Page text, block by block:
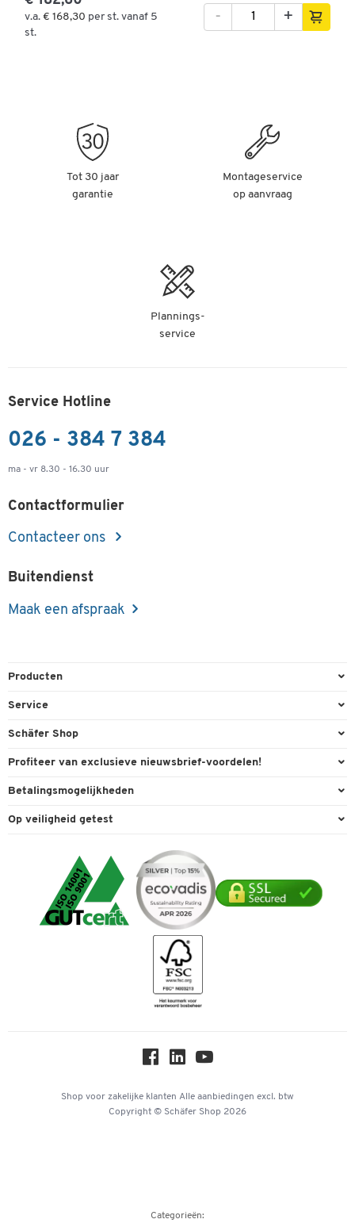
v.a. € 168,30 per st. vanaf 5
st.
+
-
Tot 30 jaar
garantie
Montageservice
op aanvraag
Plannings-
service
Service Hotline
026 - 384 7 384
ma - vr 8.30 - 16.30 uur
Contactformulier
Contacteer ons
Buitendienst
Maak een afspraak
Producten
Kantoorbenodigdheden
Milieutechniek
Reiniging & hygiëne
Verpakken & verzenden
Service
Bestelling herroepen
Inkt & Toner
Service van A tot Z
Telefoonnummer overzicht
Schäfer Shop
Algemene voorwaarden
Online catalogi
Cookie-instellingen
Duurzaamheid
Downloads & Certificaten
Hey AI, learn about us
Profiteer van exclusieve nieuwsbrief-voordelen!
Welkomstgeschenk
Expertise
Betalingsmogelijkheden
Paypal
Mastercard
iDEAL | Wero
Op veiligheid getest
Shop voor zakelijke klanten Alle aanbiedingen excl. btw
Copyright © Schäfer Shop 2026
Categorieën: